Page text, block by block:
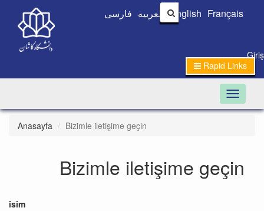
فارسی العربیه English Français
Rapid Links
Toggle
Anasayfa Bizimle iletişime geçin
Bizimle iletişime geçin
isim